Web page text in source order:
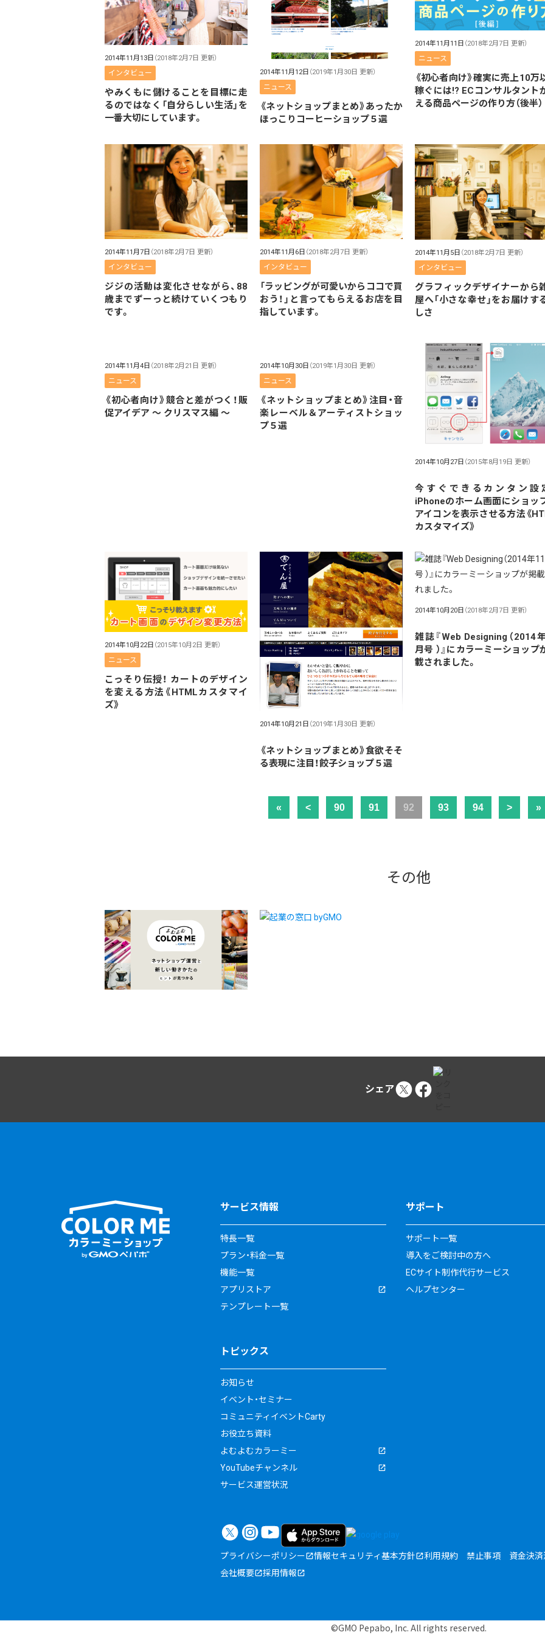
2014年11月13日 （2018年2月7日 更新）
インタビュー
やみくもに儲けることを目標に走
るのではなく「自分らしい生活」を
一番大切にしています。
2014年11月12日 （2019年1月30日 更新）
ニュース
《ネットショップまとめ》あったか
ほっこりコーヒーショップ５選
2014年11月11日 （2018年2月7日 更新）
ニュース
《初心者向け》確実に売上10万
稼ぐには!? ECコンサルタント
える商品ページの作り方（後半）
2014年11月7日 （2018年2月7日 更新）
インタビュー
ジジの活動は変化させながら、88
歳までずーっと続けていくつもり
です。
2014年11月6日 （2018年2月7日 更新）
インタビュー
「ラッピングが可愛いからココで買
おう！」と言ってもらえるお店を目
指しています。
2014年11月5日 （2018年2月7日 更新）
インタビュー
グラフィックデザイナーから
屋へ「小さな幸せ」をお届けす
しさ
2014年11月4日 （2018年2月21日 更新）
ニュース
《初心者向け》競合と差がつく！販
促アイデア 〜 クリスマス編 〜
2014年10月30日 （2019年1月30日 更新）
ニュース
《ネットショップまとめ》注目・音
楽レーベル＆アーティストショッ
プ５選
2014年10月27日 （2015年8月19日 更新）
今すぐできるカンタン設
iPhoneのホーム画面にショッ
アイコンを表示させる方法《
カスタマイズ》
2014年10月22日 （2015年10月2日 更新）
ニュース
こっそり伝授！ カートのデザイン
を変える方法《HTMLカスタマイ
ズ》
2014年10月21日 （2019年1月30日 更新）
《ネットショップまとめ》食欲そそ
る表現に注目！餃子ショップ５選
2014年10月20日 （2018年2月7日 更新）
雑誌『Web Designing（2014
月号 ）』にカラーミーショップ
載されました。
« < 90 91 92 93 94 > »
その他
シェア
サービス情報
特長一覧
プラン・料金一覧
機能一覧
アプリストア
テンプレート一覧
サポート
サポート一覧
導入をご検討中の方へ
ECサイト制作代行サービス
ヘルプセンター
トピックス
お知らせ
イベント・セミナー
コミュニティイベントCarty
お役立ち資料
よむよむカラーミー
YouTubeチャンネル
サービス運営状況
プライバシーポリシー 情報セキュリティ基本方針 利用規約 禁止事項 資金決
会社概要
採用情報
©GMO Pepabo, Inc. All rights reserved.